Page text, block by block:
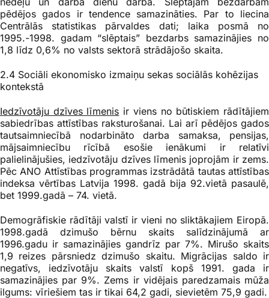
pēdējos gados ir tendence samazināties. Par to liecina
Centrālās statistikas pārvaldes dati; laika posmā no
1995.-1998. gadam “slēptais” bezdarbs samazinājies no
1,8 līdz 0,6% no valsts sektorā strādājošo skaita.
2.4 Sociāli ekonomisko izmaiņu sekas sociālās kohēzijas
kontekstā
Iedzīvotāju dzīves līmenis ir viens no būtiskiem rādītājiem
sabiedrības attīstības raksturošanai. Lai arī pēdējos gados
tautsaimniecībā nodarbināto darba samaksa, pensijas,
mājsaimniecību rīcībā esošie ienākumi ir relatīvi
palielinājušies, iedzīvotāju dzīves līmenis joprojām ir zems.
Pēc ANO Attīstības programmas izstrādātā tautas attīstības
indeksa vērtības Latvija 1998. gadā bija 92.vietā pasaulē,
bet 1999.gadā – 74. vietā.
Demogrāfiskie rādītāji valstī ir vieni no sliktākajiem Eiropā.
1998.gadā dzimušo bērnu skaits salīdzinājumā ar
1996.gadu ir samazinājies gandrīz par 7%. Mirušo skaits
1,9 reizes pārsniedz dzimušo skaitu. Migrācijas saldo ir
negatīvs, iedzīvotāju skaits valstī kopš 1991. gada ir
samazinājies par 9%. Zems ir vidējais paredzamais mūža
ilgums: vīriešiem tas ir tikai 64,2 gadi, sievietēm 75,9 gadi.